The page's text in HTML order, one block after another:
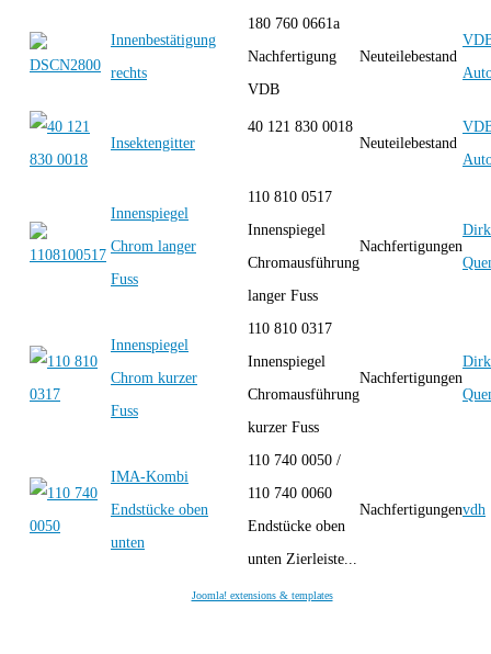
Innenbestätigung
rechts
180 760 0661a
Nachfertigung
VDB
Neuteilebestand
Insektengitter
40 121 830 0018
Neuteilebestand
Innenspiegel
Chrom langer
Fuss
110 810 0517
Innenspiegel
Chromausführung
langer Fuss
Nachfertigungen
Dirk
Innenspiegel
Chrom kurzer
Fuss
110 810 0317
Innenspiegel
Chromausführung
kurzer Fuss
Nachfertigungen
Dirk
IMA-Kombi
Endstücke oben
unten
110 740 0050 /
110 740 0060
Endstücke oben
unten Zierleiste...
Nachfertigungenvdh
Joomla! extensions & templates